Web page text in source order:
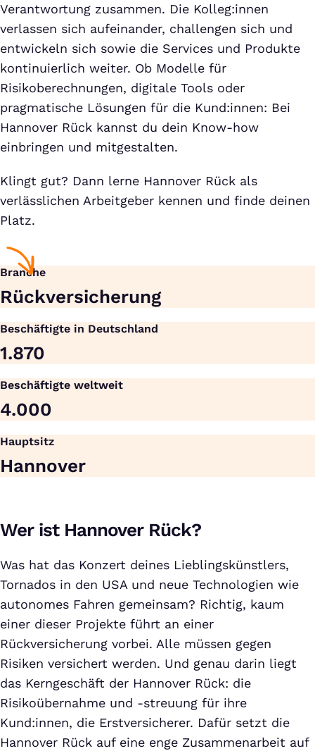
Verantwortung zusammen. Die Kolleg:innen
verlassen sich aufeinander, challengen sich und
entwickeln sich sowie die Services und Produkte
kontinuierlich weiter. Ob Modelle für
Risikoberechnungen, digitale Tools oder
pragmatische Lösungen für die Kund:innen: Bei
Hannover Rück kannst du dein Know-how
einbringen und mitgestalten.
Klingt gut? Dann lerne Hannover Rück als
verlässlichen Arbeitgeber kennen und finde deinen
Platz.
Branche
Rück­versicherung
Beschäftigte in Deutschland
1.870
Beschäftigte weltweit
4.000
Hauptsitz
Hannover
Wer ist Hannover Rück?
Was hat das Konzert deines Lieblingskünstlers,
Tornados in den USA und neue Technologien wie
autonomes Fahren gemeinsam? Richtig, kaum
einer dieser Projekte führt an einer
Rückversicherung vorbei. Alle müssen gegen
Risiken versichert werden. Und genau darin liegt
das Kerngeschäft der Hannover Rück: die
Risikoübernahme und -streuung für ihre
Kund:innen, die Erstversicherer. Dafür setzt die
Hannover Rück auf eine enge Zusammenarbeit auf